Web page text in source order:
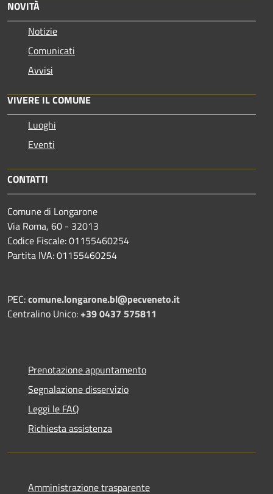
NOVITÀ
Notizie
Comunicati
Avvisi
VIVERE IL COMUNE
Luoghi
Eventi
CONTATTI
Comune di Longarone
Via Roma, 60 - 32013
Codice Fiscale: 01155460254
Partita IVA: 01155460254
PEC:comune.longarone.bl@pecveneto.it
Centralino Unico:+39 0437 575811
Prenotazione appuntamento
Segnalazione disservizio
Leggi le FAQ
Richiesta assistenza
Amministrazione trasparente